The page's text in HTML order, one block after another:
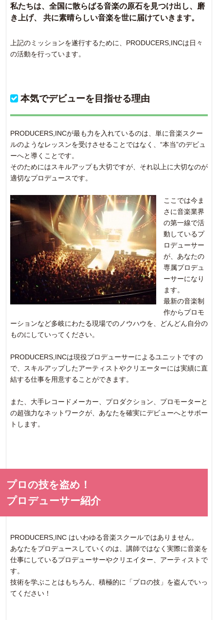
私たちは、全国に散らばる音楽の原石を見つけ出し、磨
き上げ、 共に素晴らしい音楽を世に届けていきます。
上記のミッションを遂行するために、PRODUCERS,INCは日々
の活動を行っています。
本気でデビューを目指せる理由
PRODUCERS,INCが最も力を入れているのは、単に音楽スクー
ルのようなレッスンを受けさせることではなく、“本当”のデビュ
ーへと導くことです。
そのためにはスキルアップも大切ですが、それ以上に大切なのが
適切なプロデュースです。
ここでは今ま
さに音楽業界
の第一線で活
動しているプ
ロデューサー
が、あなたの
専属プロデュ
ーサーになり
ます。
最新の音楽制
作からプロモ
ーションなど多岐にわたる現場でのノウハウを、どんどん自分の
ものにしていってください。
PRODUCERS,INCは現役プロデューサーによるユニットですの
で、スキルアップしたアーティストやクリエーターには実績に直
結する仕事を用意することができます。
また、大手レコードメーカー、プロダクション、プロモーターと
の超強力なネットワークが、あなたを確実にデビューへとサポー
トします。
プロの技を盗め！
プロデューサー紹介
PRODUCERS,INC はいわゆる音楽スクールではありません。
あなたをプロデュースしていくのは、講師ではなく実際に音楽を
仕事にしているプロデューサーやクリエイター、アーティストで
す。
技術を学ぶことはもちろん、積極的に「プロの技」を盗んでいっ
てください！